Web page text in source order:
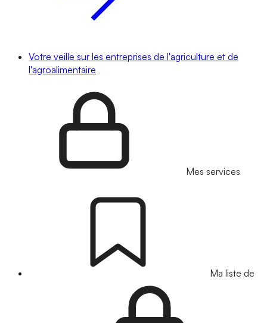
Votre veille sur les entreprises de l'agriculture et de
l'agroalimentaire
Mes services
Ma liste de